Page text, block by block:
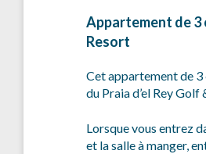
Appartement de 3
Resort
Cet appartement de
du Praia d’el Rey
Lorsque vous entrez
et la salle à manger,